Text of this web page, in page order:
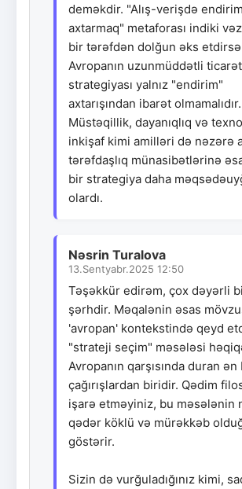
deməkdir. "Alış-verişdə endirim
axtarmaq" metaforası indiki
bir tərəfdən dolğun əks
Avropanın uzunmüddətli ticarət
strategiyası yalnız "endirim"
axtarışından ibarət olmamalıdır.
Müstəqillik, dayanıqlıq və
inkişaf kimi amilləri də nəzərə
tərəfdaşlıq münasibətlərinə
bir strategiya daha
olardı.
Nəsrin Turalova
13.Sentyabr.2025 12:50
Təşəkkür edirəm, çox dəyərli
şərhdir. Məqalənin əsas
'avropan' kontekstində qeyd
"strateji seçim" məsələsi
Avropanın qarşısında duran
çağırışlardan biridir. Qədim
işarə etməyiniz, bu məsələnin
qədər köklü və mürəkkəb
göstərir.
Sizin də vurğuladığınız kimi,